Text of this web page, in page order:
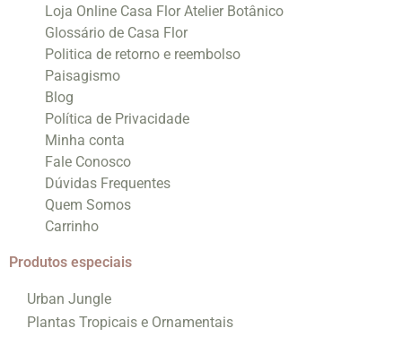
Loja Online Casa Flor Atelier Botânico
Glossário de Casa Flor
Politica de retorno e reembolso
Paisagismo
Blog
Política de Privacidade
Minha conta
Fale Conosco
Dúvidas Frequentes
Quem Somos
Carrinho
Produtos especiais
Urban Jungle
Plantas Tropicais e Ornamentais